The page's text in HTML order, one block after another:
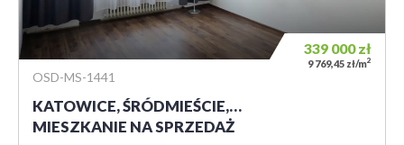
OSD-MS-1441
KATOWICE, ŚRÓDMIEŚCIE,…
MIESZKANIE NA SPRZEDAŻ
339 000zł
9 769,45 zł/m2